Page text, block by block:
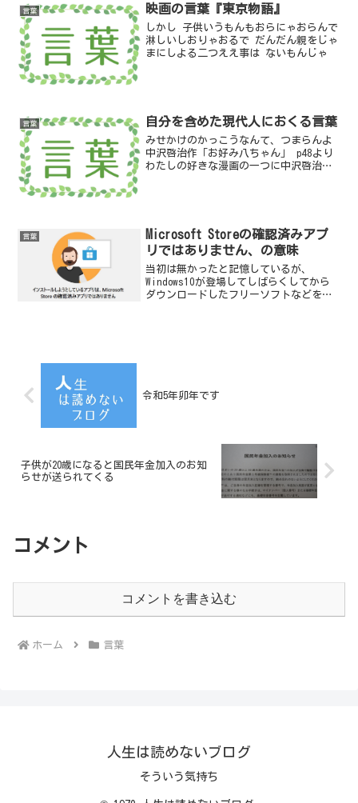
言葉 映画の言葉『東京物語』
しかし 子供いうもんもおらにゃおらんで
淋しいしおりゃおるで だんだん親をじゃ
まにしよる二つええ事は ないもんじゃ
言葉 自分を含めた現代人におくる言葉
みせかけのかっこうなんて、つまらんよ
中沢啓治作「お好み八ちゃん」 p48より
わたしの好きな漫画の一つに中沢啓治氏
言葉
Microsoft Storeの確認済みアプ
リではありません、の意味
当初は無かったと記憶しているが、
Windows10が登場してしばらくしてから
ダウンロードしたフリーソフトなどをイ
令和5年卯年です
子供が20歳になると国民年金加入のお知
らせが送られてくる
コメント
コメントを書き込む
ホーム 言葉
人生は読めないブログ
そういう気持ち